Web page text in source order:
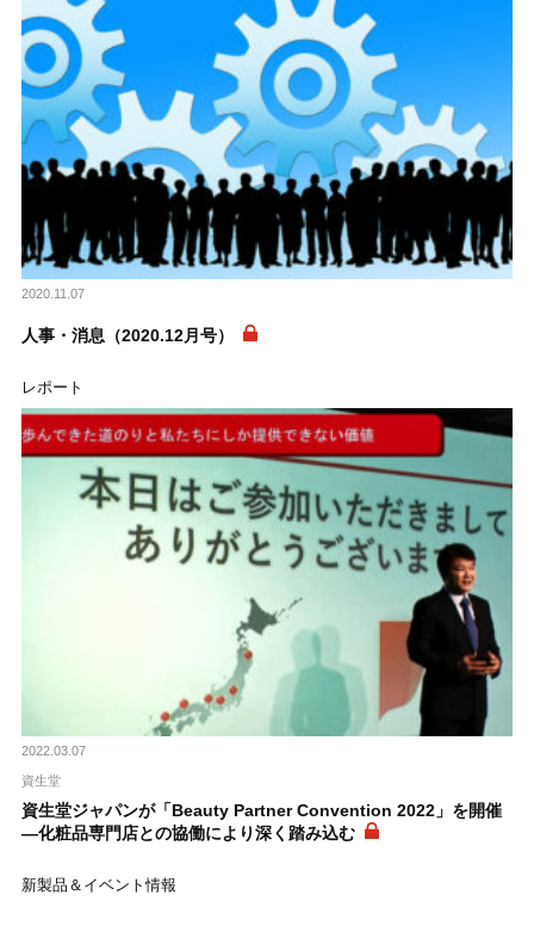
2020.11.07
人事・消息（2020.12月号）
レポート
2022.03.07
資生堂
資生堂ジャパンが「Beauty Partner Convention 2022」を開催
―化粧品専門店との協働により深く踏み込む
新製品＆イベント情報